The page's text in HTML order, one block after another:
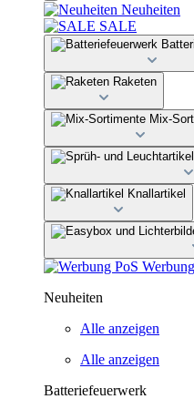
Neuheiten
SALE
Raketen
Mix-
Knallartikel
Neuheiten
Alle anzeigen
Alle anzeigen
Batteriefeuerwerk